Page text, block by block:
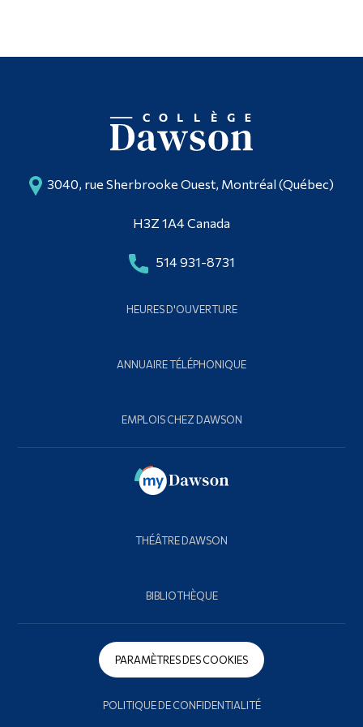
3040, rue Sherbrooke Ouest, Montréal (Québec)
H3Z 1A4 Canada
514 931-8731
HEURES D'OUVERTURE
ANNUAIRE TÉLÉPHONIQUE
EMPLOIS CHEZ DAWSON
THÉÂTRE DAWSON
BIBLIOTHÈQUE
PARAMÈTRES DES COOKIES
POLITIQUE DE CONFIDENTIALITÉ